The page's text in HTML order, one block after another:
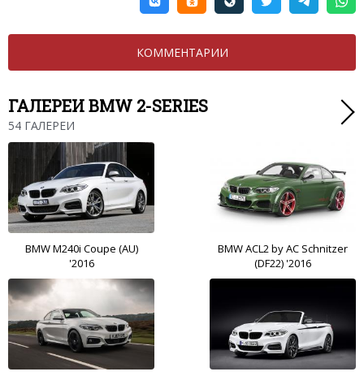
КОММЕНТАРИИ
ГАЛЕРЕИ BMW 2-SERIES
54 ГАЛЕРЕИ
BMW M240i Coupe (AU)
'2016
BMW ACL2 by AC Schnitzer
(DF22) '2016